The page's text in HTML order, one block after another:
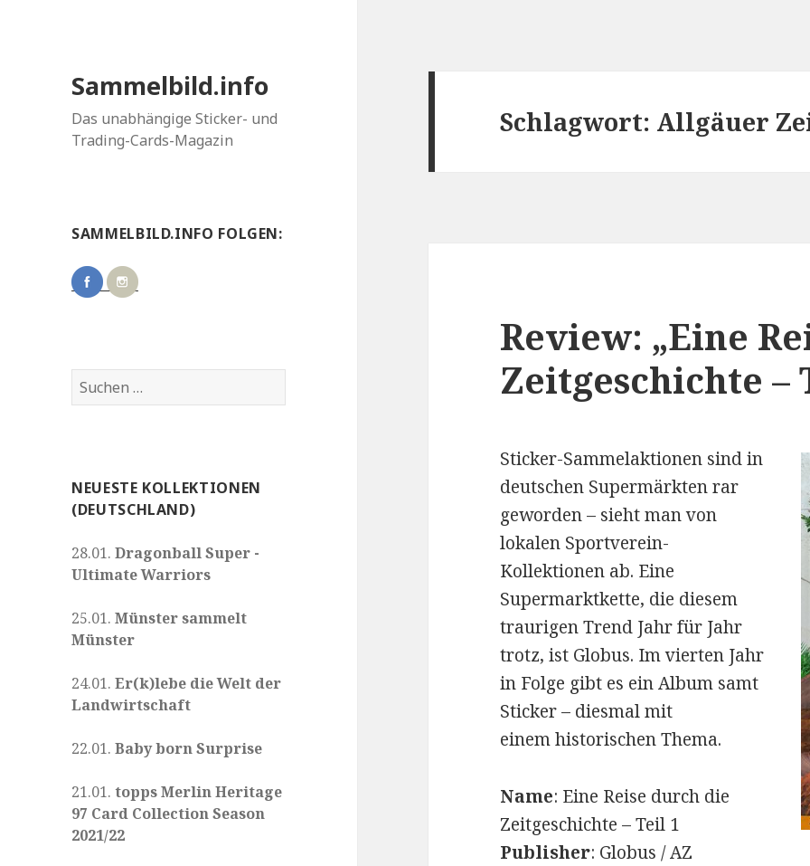
Sammelbild.info
Das unabhängige Sticker- und
Trading-Cards-Magazin
SAMMELBILD.INFO FOLGEN:
Suchen
nach:
NEUESTE KOLLEKTIONEN
(DEUTSCHLAND)
28.01.Dragonball Super -
Ultimate Warriors
25.01.Münster sammelt
Münster
24.01.Er(k)lebe die Welt der
Landwirtschaft
22.01.Baby born Surprise
21.01.topps Merlin Heritage
97 Card Collection Season
2021/22
Schlagwort: Allgäuer
Review: „Eine
Zeitgeschichte –
Sticker-Sammelaktionen sind in
deutschen Supermärkten rar
geworden – sieht man von
lokalen Sportverein-
Kollektionen ab. Eine
Supermarktkette, die diesem
traurigen Trend Jahr für Jahr
trotz, ist Globus. Im vierten Jahr
in Folge gibt es ein Album samt
Sticker – diesmal mit
einem historischen Thema.
Name: Eine Reise durch die
Zeitgeschichte – Teil 1
Publisher: Globus / AZ